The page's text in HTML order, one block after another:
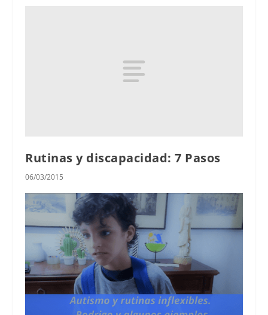
Rutinas y discapacidad: 7 Pasos
06/03/2015